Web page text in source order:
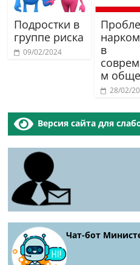
Подростки в
группе риска
09/02/2024
в
м
28/02/
Версия сайта для
Чат-бот